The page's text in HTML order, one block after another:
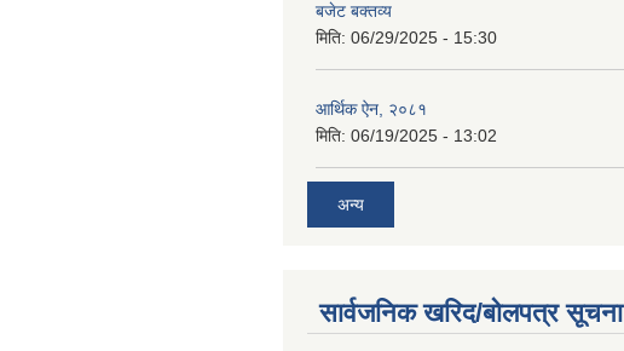
बजेट बक्तव्य
मिति: 06/29/2025 - 15:30
आर्थिक ऐन, २०८१
मिति: 06/19/2025 - 13:02
अन्य
सार्वजनिक खरिद/बोलपत्र सूचना